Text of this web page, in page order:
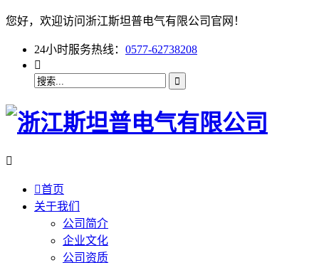
您好，欢迎访问浙江斯坦普电气有限公司官网！
24小时服务热线： 0577-62738208


首页
关于我们
公司简介
企业文化
公司资质